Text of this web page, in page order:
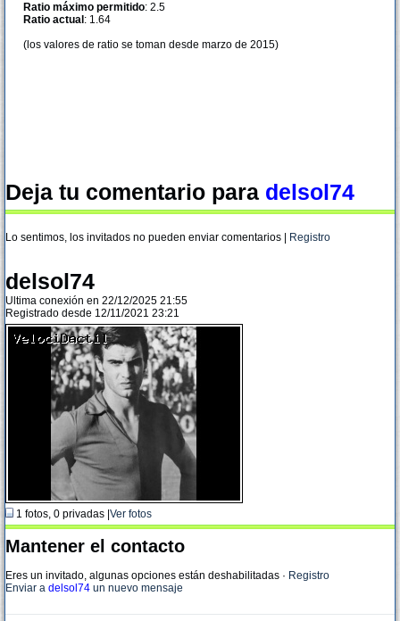
Ratio máximo permitido: 2.5
Ratio actual : 1.64
(los valores de ratio se toman desde marzo de 2015)
Deja tu comentario para delsol74
Lo sentimos, los invitados no pueden enviar comentarios | Registro
delsol74
Ultima conexión en 22/12/2025 21:55
Registrado desde 12/11/2021 23:21
1 fotos, 0 privadas | Ver fotos
Mantener el contacto
Eres un invitado, algunas opciones están deshabilitadas · Registro
Enviar a delsol74 un nuevo mensaje